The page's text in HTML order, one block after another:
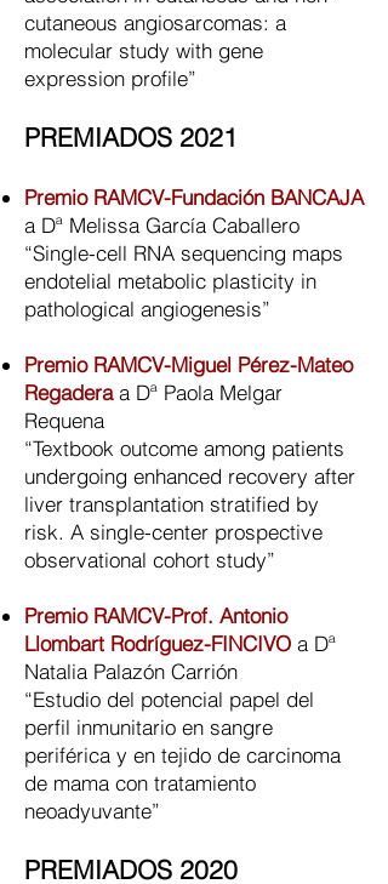
cutaneous angiosarcomas: a
molecular study with gene
expression profile”
PREMIADOS 2021
Premio RAMCV-Fundación BANCAJA
a Dª Melissa García Caballero
“Single-cell RNA sequencing maps
endotelial metabolic plasticity in
pathological angiogenesis”
Premio RAMCV-Miguel Pérez-Mateo
Regaderaa Dª Paola Melgar
Requena
“Textbook outcome among patients
undergoing enhanced recovery after
liver transplantation stratified by
risk. A single-center prospective
observational cohort study”​
Premio RAMCV-Prof. Antonio
Llombart Rodríguez-FINCIVO a Dª
Natalia Palazón Carrión
“Estudio del potencial papel del
perfil inmunitario en sangre
periférica y en tejido de carcinoma
de mama con tratamiento
neoadyuvante”
PREMIADOS 2020